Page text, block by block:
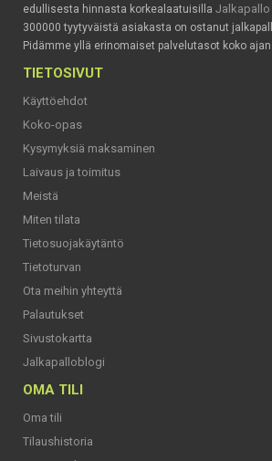
edullisesta hinnasta korkealaatuisilla Jalkapallo
300000 tyytyväistä asiakasta on ostanut
Pidämme yllä erinomaiset palvelutasot koko ajan.
TIETOSIVUT
Käyttöehdot
Koko-opas
Kysymyksiä maksaminen
Laivaus ja toimitus
Meistä
Miten tilata
Tietosuojakäytäntö
Tietoturvan
Ota meihin yhteyttä
Palautukset
Sivustokartta
Jalkapalloblogi
OMA TILI
Oma tili
Tilaushistoria